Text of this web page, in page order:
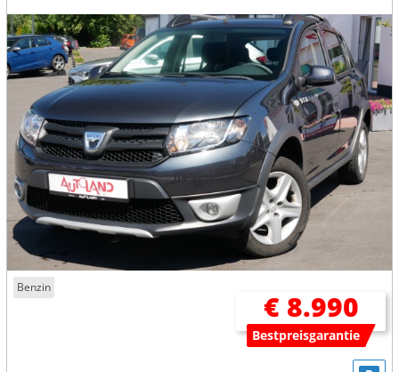
Benzin
€ 8.990
Bestpreisgarantie